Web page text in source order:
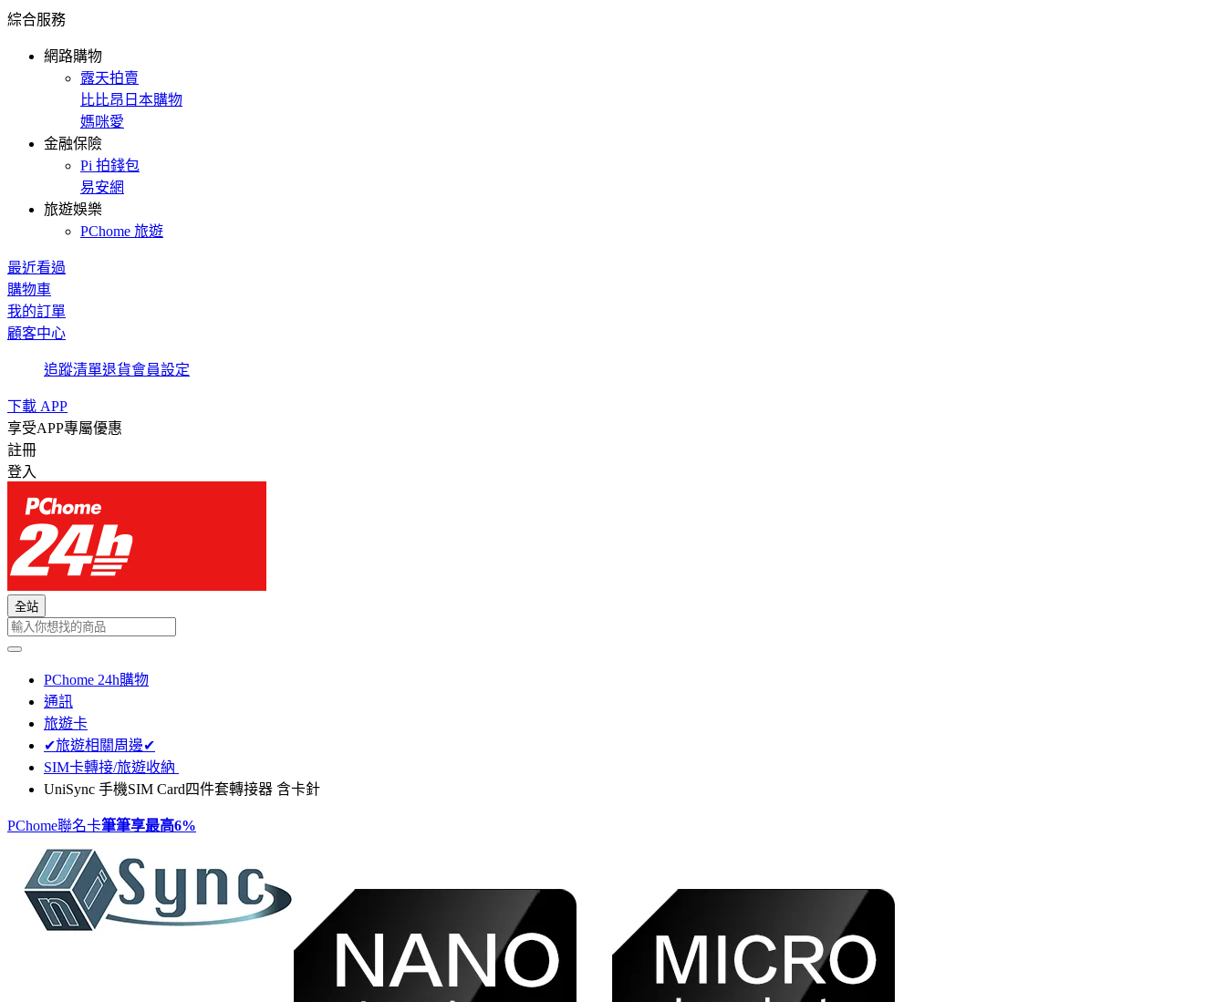
綜合服務
網路購物
露天拍賣
比比昂日本購物
媽咪愛
金融保險
Pi 拍錢包
易安網
旅遊娛樂
PChome 旅遊
最近看過
購物車
我的訂單
顧客中心
追蹤清單退貨會員設定
下載 APP
享受APP專屬優惠
註冊
登入
全站
PChome 24h購物
通訊
旅遊卡
✔旅遊相關周邊✔
SIM卡轉接/旅遊收納
UniSync 手機SIM Card四件套轉接器 含卡針
PChome聯名卡筆筆享最高6%